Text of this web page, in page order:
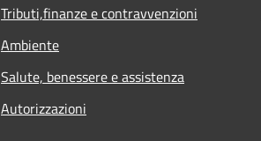
Tributi,finanze e contravvenzioni
Ambiente
Salute, benessere e assistenza
Autorizzazioni